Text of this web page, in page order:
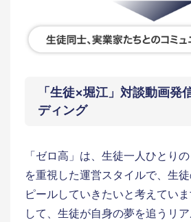
「生徒×堀江」対談動画発
ディング
「ゼロ高」は、生徒一人ひとり
を重視した運営スタイルで、生
ピールしていきたいと考えてい
して、生徒が自身の夢を追うリ